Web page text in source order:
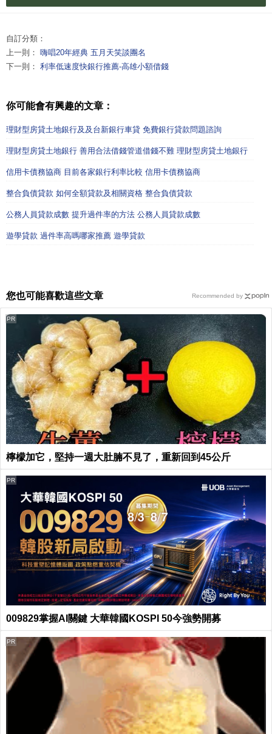
自訂分類：
上一則： 嗨唱20年經典 五月天笑談團名
下一則： 利率低速度快銀行推薦-高雄小額借錢
你可能會有興趣的文章：
理財型房貸土地銀行及及台新銀行車貸 免費銀行貸款問題諮詢
理財型房貸土地銀行 善用合法借錢管道借錢不難 理財型房貸土地銀行
信用卡債務協商 目前各家銀行利率比較 信用卡債務協商
整合負債貸款 如何全額貸款及相關資格 整合負債貸款
公務人員貸款成數 提升過件率的方法 公務人員貸款成數
遊學貸款 過件率高嗎哪家推薦 遊學貸款
您也可能喜歡這些文章
檸檬加它，堅持一週大肚腩不見了，重新回到45公斤
PR
009829掌握AI關鍵 大華韓國KOSPI 50今強勢開募
PR
PR
Recommended by